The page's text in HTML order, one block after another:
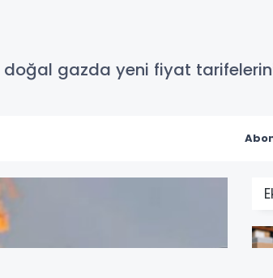
doğal gazda yeni fiyat